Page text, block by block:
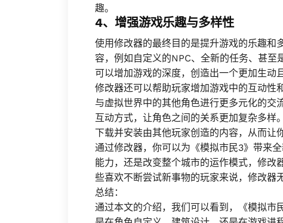
趣。
4、增强游戏乐趣与多样性
使用修改器的最终目的是提升游戏的乐趣和
容，例如自定义的NPC、全新的任务、甚
可以增加游戏的深度，创造出一个更加生动
修改器还可以帮助玩家增加游戏中的互动性
与虚拟世界中的其他角色进行更多元化的交
互动方式，让角色之间的关系更加复杂多样
下载并安装由其他玩家创造的内容，从而让
通过修改器，你可以为《模拟市民3》带来
能力，还是改变整个城市的运作模式，修改
些喜欢不断尝试新事物的玩家来说，修改器
总结：
通过本文的介绍，我们可以看到，《模拟市